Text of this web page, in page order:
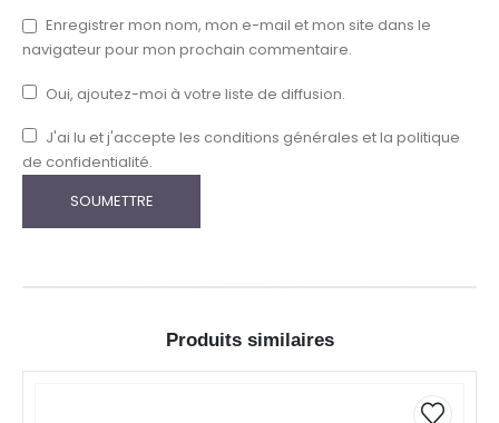
Enregistrer mon nom, mon e-mail et mon site dans le
navigateur pour mon prochain commentaire.
Oui, ajoutez-moi à votre liste de diffusion.
J'ai lu et j'accepte les conditions générales et la politique
de confidentialité.
Produits similaires